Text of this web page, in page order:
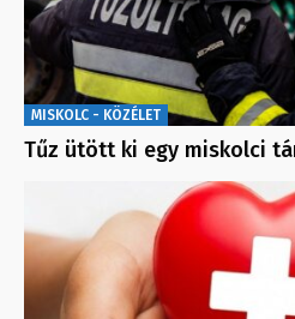
MISKOLC - KÖZÉLET
Tűz ütött ki egy miskolci